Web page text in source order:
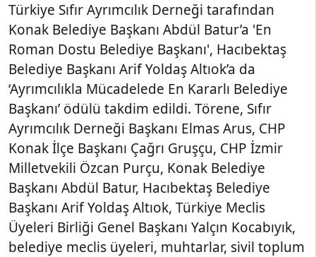
Türkiye Sıfır Ayrımcılık Derneği tarafından
Konak Belediye Başkanı Abdül Batur’a 'En
Roman Dostu Belediye Başkanı', Hacıbektaş
Belediye Başkanı Arif Yoldaş Altıok’a da
‘Ayrımcılıkla Mücadelede En Kararlı Belediye
Başkanı’ ödülü takdim edildi. Törene, Sıfır
Ayrımcılık Derneği Başkanı Elmas Arus, CHP
Konak İlçe Başkanı Çağrı Gruşçu, CHP İzmir
Milletvekili Özcan Purçu, Konak Belediye
Başkanı Abdül Batur, Hacıbektaş Belediye
Başkanı Arif Yoldaş Altıok, Türkiye Meclis
Üyeleri Birliği Genel Başkanı Yalçın Kocabıyık,
belediye meclis üyeleri, muhtarlar, sivil toplum